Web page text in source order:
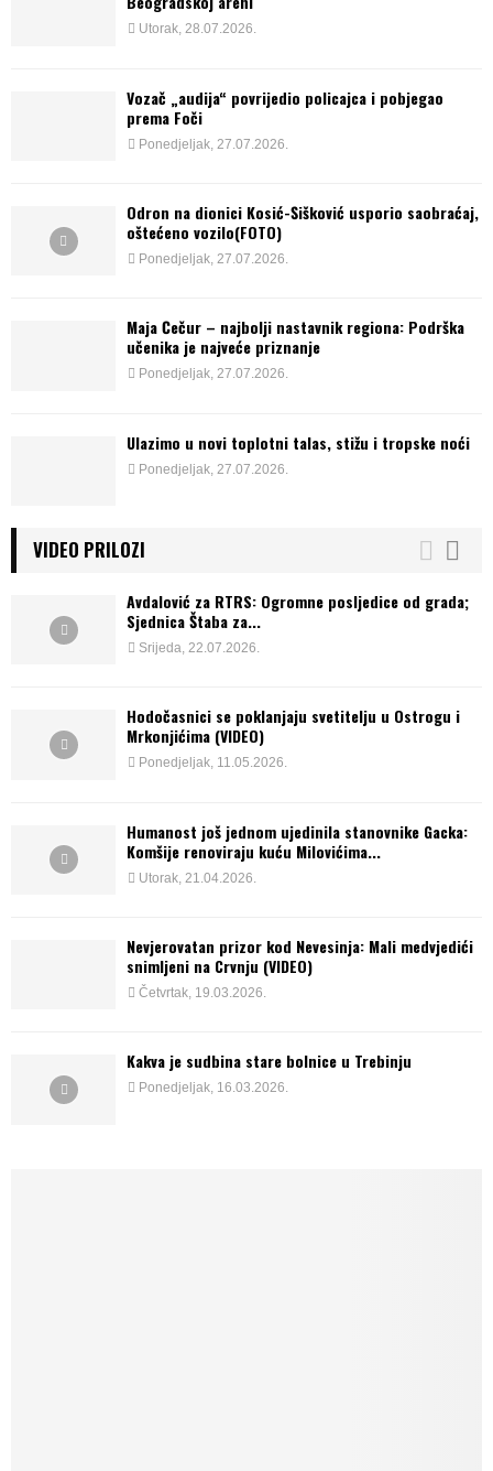
Utorak, 28.07.2026.
Vozač „audija“ povrijedio policajca i pobjegao
prema Foči
Ponedjeljak, 27.07.2026.
Odron na dionici Kosić-Šišković usporio saobraćaj,
oštećeno vozilo(FOTO)
Ponedjeljak, 27.07.2026.
Maja Čečur – najbolji nastavnik regiona: Podrška
učenika je najveće priznanje
Ponedjeljak, 27.07.2026.
Ulazimo u novi toplotni talas, stižu i tropske noći
Ponedjeljak, 27.07.2026.
VIDEO PRILOZI
Avdalović za RTRS: Ogromne posljedice od grada;
Sjednica Štaba za...
Srijeda, 22.07.2026.
Hodočasnici se poklanjaju svetitelju u Ostrogu i
Mrkonjićima (VIDEO)
Ponedjeljak, 11.05.2026.
Humanost još jednom ujedinila stanovnike Gacka:
Komšije renoviraju kuću Milovićima...
Utorak, 21.04.2026.
Nevjerovatan prizor kod Nevesinja: Mali medvjedići
snimljeni na Crvnju (VIDEO)
Četvrtak, 19.03.2026.
Kakva je sudbina stare bolnice u Trebinju
Ponedjeljak, 16.03.2026.